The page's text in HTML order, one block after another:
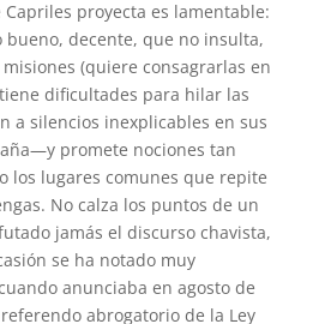
proyecta es lamentable:
bueno, decente, que no insulta,
(quiere consagrarlas en
dificultades para hilar las
a silencios inexplicables en sus
promete nociones tan
los lugares comunes que repite
No calza los puntos de un
jamás el discurso chavista,
se ha notado muy
anunciaba en agosto de
abrogatorio de la Ley